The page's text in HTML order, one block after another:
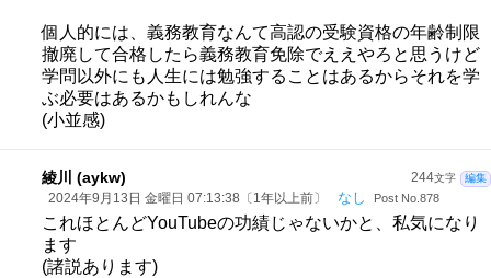
個人的には、義務教育なんて高認の受験資格の年齢制限
撤廃して合格したら義務教育免除でええやろと思うけど
学問以外にも人生には勉強することはあるからそれを学
ぶ必要はあるかもしれんな
(小並感)
244文字 編集
綾川 (aykw)
2024年9月13日 金曜日 07:13:38〔1年以上前〕 なし Post No.878
これほとんどYouTubeの功績じゃないかと、私気になり
ます
(諸説あります)